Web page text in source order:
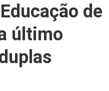
de
último